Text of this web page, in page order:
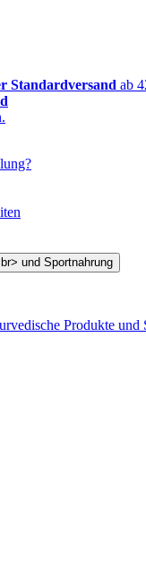
Standardversand ab
Produkte und